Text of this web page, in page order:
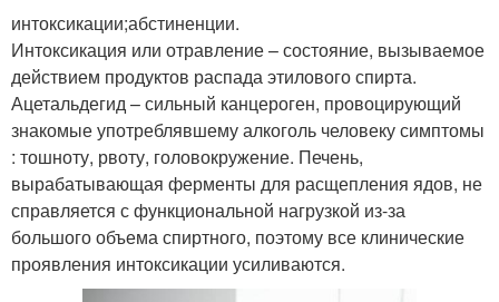
интоксикации;абстиненции.
Интоксикация или отравление – состояние, вызываемое
действием продуктов распада этилового спирта.
Ацетальдегид – сильный канцероген, провоцирующий
знакомые употреблявшему алкоголь человеку симптомы
: тошноту, рвоту, головокружение. Печень,
вырабатывающая ферменты для расщепления ядов, не
справляется с функциональной нагрузкой из-за
большого объема спиртного, поэтому все клинические
проявления интоксикации усиливаются.